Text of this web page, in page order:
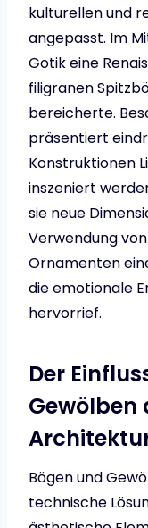
kulturellen und
angepasst. Im
Gotik eine
filigranen
bereicherte.
präsentiert
Konstruktionen
inszeniert
sie neue
Verwendung
Ornamenten
die emotionale
hervorrief.
Der
Gewölben
Bögen und
technische